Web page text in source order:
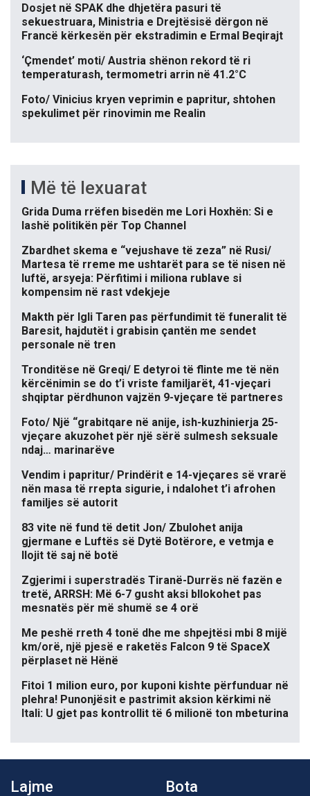
Dosjet në SPAK dhe dhjetëra pasuri të
sekuestruara, Ministria e Drejtësisë dërgon në
Francë kërkesën për ekstradimin e Ermal Beqirajt
‘Çmendet’ moti/ Austria shënon rekord të ri
temperaturash, termometri arrin në 41.2°C
Foto/ Vinicius kryen veprimin e papritur, shtohen
spekulimet për rinovimin me Realin
Më të lexuarat
Grida Duma rrëfen bisedën me Lori Hoxhën: Si e
lashë politikën për Top Channel
Zbardhet skema e “vejushave të zeza” në Rusi/
Martesa të rreme me ushtarët para se të nisen në
luftë, arsyeja: Përfitimi i miliona rublave si
kompensim në rast vdekjeje
Makth për Igli Taren pas përfundimit të funeralit të
Baresit, hajdutët i grabisin çantën me sendet
personale në tren
Tronditëse në Greqi/ E detyroi të flinte me të nën
kërcënimin se do t’i vriste familjarët, 41-vjeçari
shqiptar përdhunon vajzën 9-vjeçare të partneres
Foto/ Një “grabitqare në anije, ish-kuzhinierja 25-
vjeçare akuzohet për një sërë sulmesh seksuale
ndaj… marinarëve
Vendim i papritur/ Prindërit e 14-vjeçares së vrarë
nën masa të rrepta sigurie, i ndalohet t’i afrohen
familjes së autorit
83 vite në fund të detit Jon/ Zbulohet anija
gjermane e Luftës së Dytë Botërore, e vetmja e
llojit të saj në botë
Zgjerimi i superstradës Tiranë-Durrës në fazën e
tretë, ARRSH: Më 6-7 gusht aksi bllokohet pas
mesnatës për më shumë se 4 orë
Me peshë rreth 4 tonë dhe me shpejtësi mbi 8 mijë
km/orë, një pjesë e raketës Falcon 9 të SpaceX
përplaset në Hënë
Fitoi 1 milion euro, por kuponi kishte përfunduar në
plehra! Punonjësit e pastrimit aksion kërkimi në
Itali: U gjet pas kontrollit të 6 milionë ton mbeturina
Lajme Bota